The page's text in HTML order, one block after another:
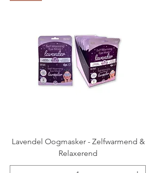
Lavendel Oogmasker - Zelfwarmend &
Relaxerend